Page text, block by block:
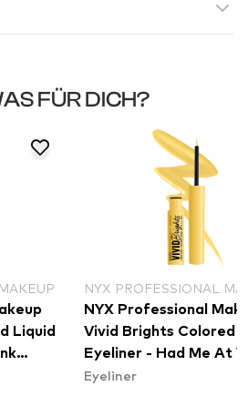
FÜR DICH?
Liquid
NYX PROFESSIONAL
NYX Professional
Vivid Brights Colored
Eyeliner - Had Me At
(VBLL03)
Eyeliner